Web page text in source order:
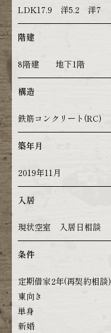
LDK17.9 洋5.2 洋7
階建
8階建 地下1階
構造
鉄筋コンクリート(RC)
築年月
2019年11月
入居
現状空室 入居日相談
条件
定期借家2年(再契約相談)
東向き
単身
新婚